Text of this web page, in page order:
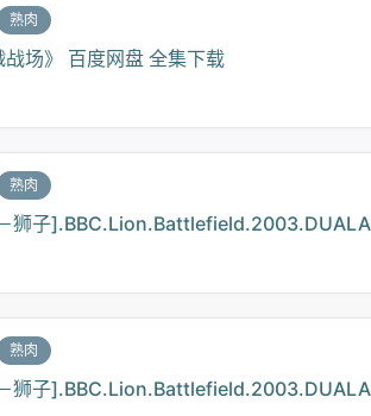
熟肉
战场》 百度网盘 全集下载
熟肉
狮子
熟肉
狮子